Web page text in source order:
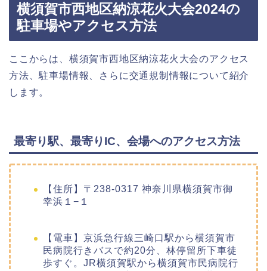
横須賀市西地区納涼花火大会2024の
駐車場やアクセス方法
ここからは、横須賀市西地区納涼花火大会のアクセス
方法、駐車場情報、さらに交通規制情報について紹介
します。
最寄り駅、最寄りIC、会場へのアクセス方法
【住所】〒238-0317 神奈川県横須賀市御
幸浜１−１
【電車】京浜急行線三崎口駅から横須賀市
民病院行きバスで約20分、林停留所下車徒
歩すぐ。JR横須賀駅から横須賀市民病院行